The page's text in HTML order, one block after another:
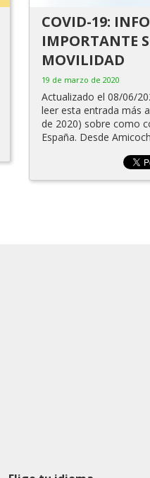
COVID-19:
IMPORTANTE
MOVILIDAD
19 de marzo de 2020
Actualizado el 08/06/
leer esta entrada más
de 2020) sobre como
España. Desde